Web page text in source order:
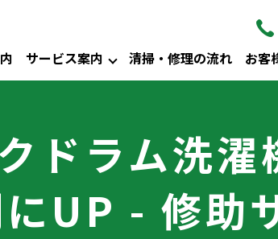
サービス案内 清掃・修理の流れ お客
ドラム洗
UP - 修助